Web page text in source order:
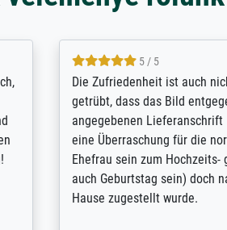
4.8 / 5
Hervorragende Qualität.
vieles anpassen lassen, wie
Randentfernung, Farbe,
Kontrast und Weiteres. Sehr
Kontaktperson per Mail. Das
Kunstdruck) wurde sehr gut
sehr starke Papprolle mit